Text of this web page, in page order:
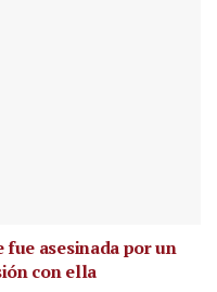
asesinada por un
con ella